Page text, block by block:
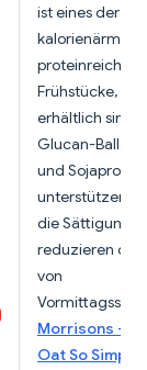
ist eines der
proteinreichen
Frühstücke, die
erhältlich sind.
Glucan-
und Sojaprotein
unterstützen
die Sättigung
reduzieren das
von
Morrisons —
Oat So Simple